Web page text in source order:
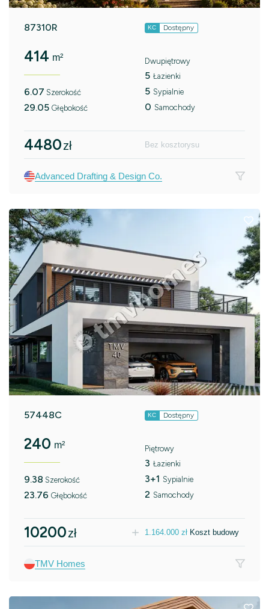
87310R KC Dostępny
414 m²
6.07 Szerokość
29.05 Głębokość
Dwupiętrowy
5 Łazienki
5 Sypialnie
0 Samochody
4480zł Bez kosztorysu
Advanced Drafting & Design Co.
57448C KC Dostępny
240 m²
9.38 Szerokość
23.76 Głębokość
Piętrowy
3 Łazienki
3+1 Sypialnie
2 Samochody
10200zł 1.164.000 zł Koszt budowy
TMV Homes